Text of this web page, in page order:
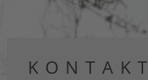
KONTAKT